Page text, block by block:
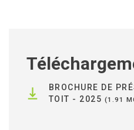
BROCHURE DE
TOIT - 2025
1.91